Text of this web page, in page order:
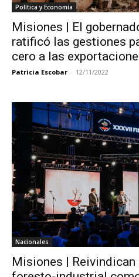
Política y Economía
Misiones | El
ratificó las gestiones
cero a las
Patricia Escobar - 12/11/2022
Nacionales
Misiones | Reivindican